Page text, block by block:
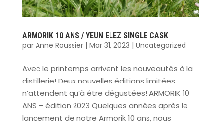
ARMORIK 10 ANS / YEUN ELEZ SINGLE CASK
par Anne Roussier| Mar 31, 2023 | Uncategorized
Avec le printemps arrivent les nouveautés à la
distillerie! Deux nouvelles éditions limitées
n’attendent qu’à être dégustées! ARMORIK 10
ANS – édition 2023 Quelques années après le
lancement de notre Armorik 10 ans, nous